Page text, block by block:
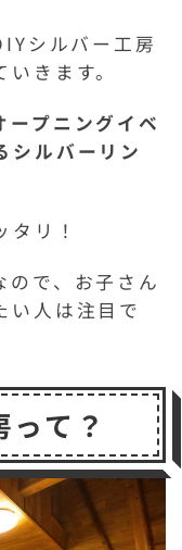
シルバー工房
きます。
ープニングイベ
シルバーリン
リ！
ので、お子さん
い人は注目で
て？